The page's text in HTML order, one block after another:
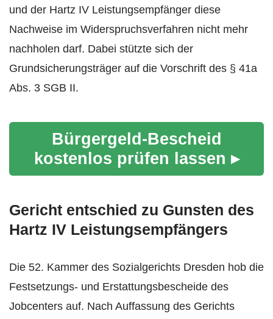
und der Hartz IV Leistungsempfänger diese
Nachweise im Widerspruchsverfahren nicht mehr
nachholen darf. Dabei stützte sich der
Grundsicherungsträger auf die Vorschrift des § 41a
Abs. 3 SGB II.
Bürgergeld-Bescheid
kostenlos prüfen lassen ▸
Gericht entschied zu Gunsten des
Hartz IV Leistungsempfängers
Die 52. Kammer des Sozialgerichts Dresden hob die
Festsetzungs- und Erstattungsbescheide des
Jobcenters auf. Nach Auffassung des Gerichts